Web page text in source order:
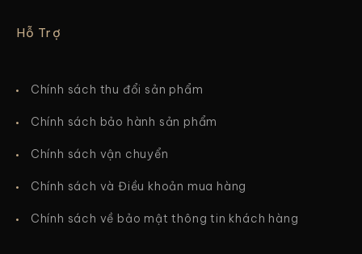
Hỗ Trợ
Chính sách thu đổi sản phẩm
Chính sách bảo hành sản phẩm
Chính sách vận chuyển
Chính sách và Điều khoản mua hàng
Chính sách về bảo mật thông tin khách hàng